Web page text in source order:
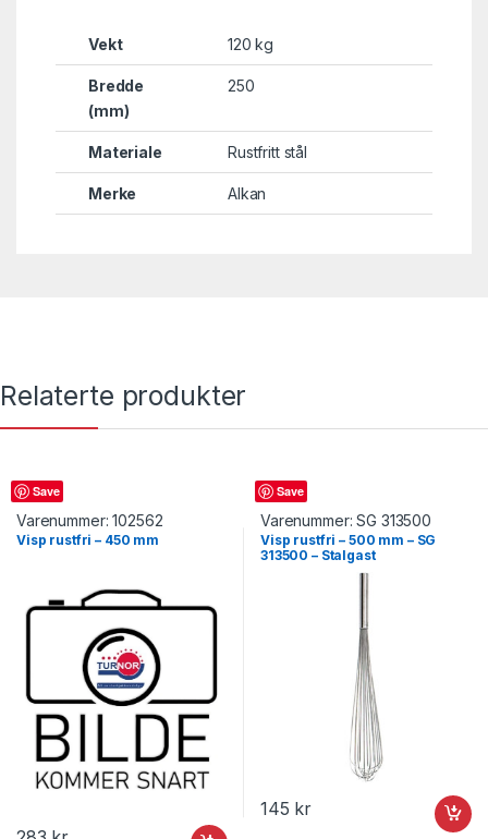
Vekt 120 kg
Bredde
(mm)
250
Materiale Rustfritt stål
Merke Alkan
Relaterte produkter
Save
Visp
Varenummer:102562
Visp rustfri – 450 mm
Save
Visp
Varenummer:SG 313500
Visp rustfri – 500 mm – SG
313500 – Stalgast
145 kr